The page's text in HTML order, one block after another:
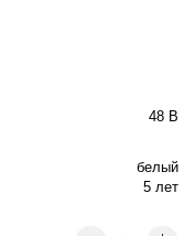
48 В
белый
5 лет